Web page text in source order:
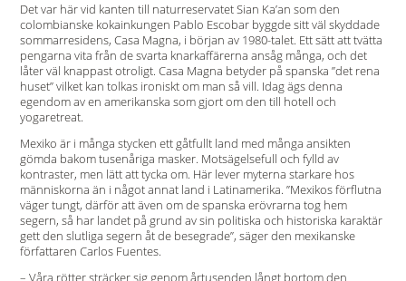
Det var här vid kanten till naturreservatet Sian Ka’an som den
colombianske kokainkungen Pablo Escobar byggde sitt väl skyddade
sommarresidens, Casa Magna, i början av 1980-talet. Ett sätt att tvätta
pengarna vita från de svarta knarkaffärerna ansåg många, och det
låter väl knappast otroligt. Casa Magna betyder på spanska ”det rena
huset” vilket kan tolkas ironiskt om man så vill. Idag ägs denna
egendom av en amerikanska som gjort om den till hotell och
yogaretreat.
Mexiko är i många stycken ett gåtfullt land med många ansikten
gömda bakom tusenåriga masker. Motsägelsefull och fylld av
kontraster, men lätt att tycka om. Här lever myterna starkare hos
människorna än i något annat land i Latinamerika. ”Mexikos förflutna
väger tungt, därför att även om de spanska erövrarna tog hem
segern, så har landet på grund av sin politiska och historiska karaktär
gett den slutliga segern åt de besegrade”, säger den mexikanske
författaren Carlos Fuentes.
– Våra rötter sträcker sig genom årtusenden långt bortom den